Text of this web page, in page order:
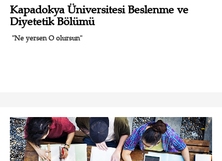
Kapadokya Üniversitesi Beslenme ve
Diyetetik Bölümü
"Ne yersen O olursun"